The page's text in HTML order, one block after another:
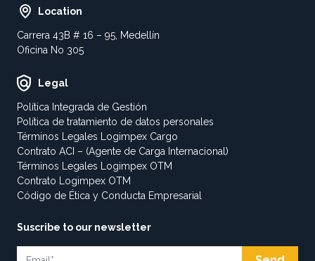
Location
Carrera 43B # 16 – 95, Medellín
Oficina No 305
Legal
Política Integrada de Gestión
Política de tratamiento de datos personales
Términos Legales Logimpex Cargo
Contrato ACI – (Agente de Carga Internacional)
Términos Legales Logimpex OTM
Contrato Logimpex OTM
Código de Ética y Conducta Empresarial
Suscribe to our newsletter